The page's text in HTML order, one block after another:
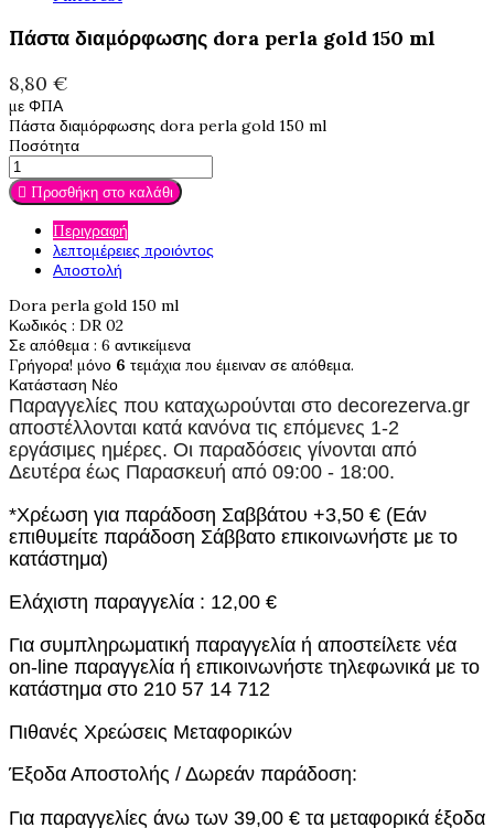
Πάστα διαμόρφωσης dora perla gold 150 ml
8,80 €
με ΦΠΑ
Πάστα διαμόρφωσης dora perla gold 150 ml
Ποσότητα
 Προσθήκη στο καλάθι
Περιγραφή
λεπτομέρειες προιόντος
Αποστολή
Dora perla gold 150 ml
Κωδικός : DR 02
Σε απόθεμα : 6 αντικείμενα
Γρήγορα! μόνο 6 τεμάχια που έμειναν σε απόθεμα.
Κατάσταση Νέο
Παραγγελίες που καταχωρούνται στο decorezerva.gr
αποστέλλονται κατά κανόνα τις επόμενες 1-2
εργάσιμες ημέρες. Οι παραδόσεις γίνονται από
Δευτέρα έως Παρασκευή από 09:00 - 18:00.
*Χρέωση για παράδοση Σαββάτου +3,50 € (Εάν
επιθυμείτε παράδοση Σάββατο επικοινωνήστε με το
κατάστημα)
Ελάχιστη παραγγελία : 12,00 €
Για συμπληρωματική παραγγελία ή αποστείλετε νέα
on-line παραγγελία ή επικοινωνήστε τηλεφωνικά με το
κατάστημα στο 210 57 14 712
Πιθανές Χρεώσεις Μεταφορικών
Έξοδα Αποστολής / Δωρεάν παράδοση:
Για παραγγελίες άνω των 39,00 € τα μεταφορικά έξοδα